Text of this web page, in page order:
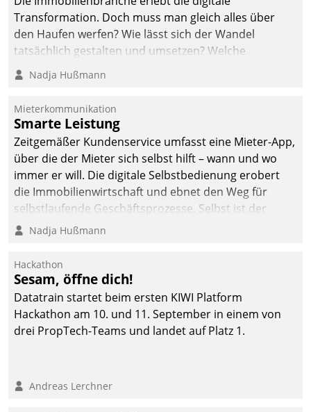
automatisiert, vollständig
und auf Wunsch über
mehrere zuvor
Kommunikationswege bei
Transformation. Doch muss man gleich alles über
den Haufen werfen? Wie lässt sich der Wandel
tatsächlich gestalten und umsetzen? Welche
Argumente zählen wirklich?
Nadja Hußmann
Mieterkommunikation
Smarte Leistung
Zeitgemäßer Kundenservice umfasst eine Mieter-App,
über die der Mieter sich selbst hilft – wann und wo
immer er will. Die digitale Selbstbedienung erobert
die Immobilienwirtschaft und ebnet den Weg für
selbstlaufende Geschäftsprozesse. Selbst ist der
Kunde und smart der Serviceanbieter.
Nadja Hußmann
Hackathon
Sesam, öffne dich!
Datatrain startet beim ersten KIWI Platform
Hackathon am 10. und 11. September in einem von
drei PropTech-Teams und landet auf Platz 1.
Andreas Lerchner